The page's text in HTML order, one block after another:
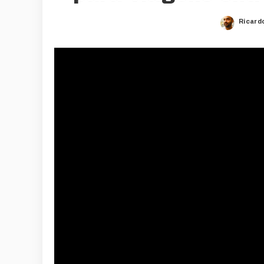
Posted